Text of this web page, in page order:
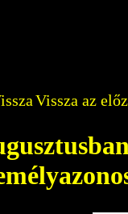
Vissza az